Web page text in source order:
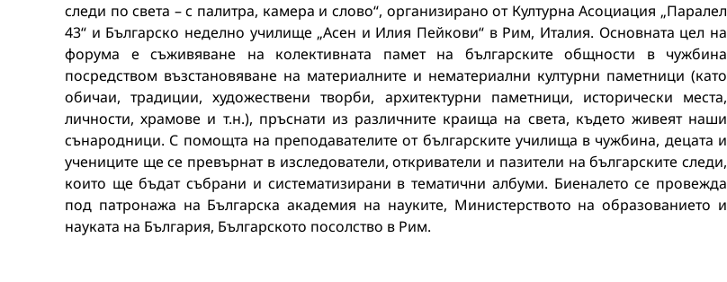
следи по света – с палитра, камера и слово“, организирано от Културна Асоциация „Паралел
43“ и Българско неделно училище „Асен и Илия Пейкови“ в Рим, Италия. Основната цел на
форума е съживяване на колективната памет на българските общности в чужбина
посредством възстановяване на материалните и нематериални културни паметници (като
обичаи, традиции, художествени творби, архитектурни паметници, исторически места,
личности, храмове и т.н.), пръснати из различните краища на света, където живеят наши
сънародници. С помощта на преподавателите от българските училища в чужбина, децата и
учениците ще се превърнат в изследователи, откриватели и пазители на българските следи,
които ще бъдат събрани и систематизирани в тематични албуми. Биеналето се провежда
под патронажа на Българска академия на науките, Министерството на образованието и
науката на България, Българското посолство в Рим.